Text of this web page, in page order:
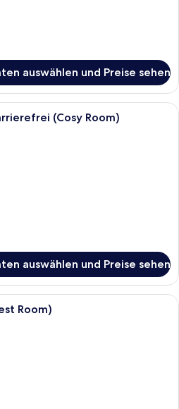
auswählen und Preise sehen
Ein modernes Hotelzimmer mit
(Cosy Room)
auswählen und Preise sehen
Ein modernes Badezimmer mit
Room)